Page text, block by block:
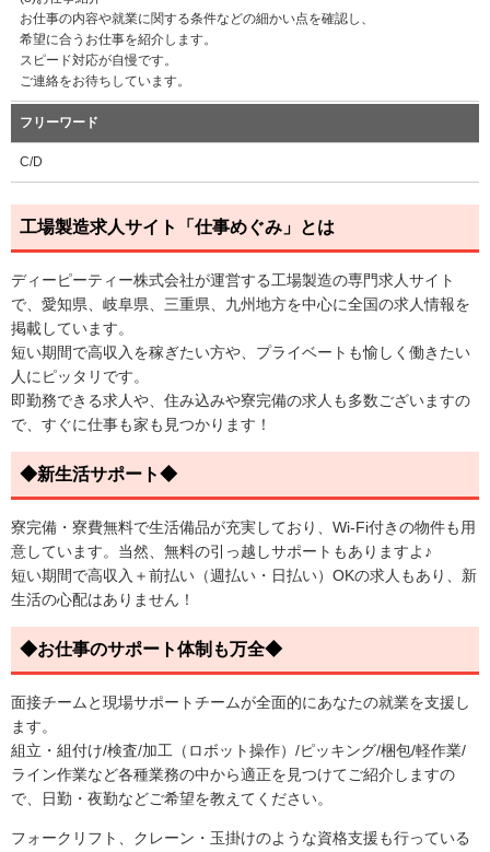
お仕事の内容や就業に関する条件などの細かい点を確認し、
希望に合うお仕事を紹介します。
スピード対応が自慢です。
ご連絡をお待ちしています。
フリーワード
C/D
工場製造求人サイト「仕事めぐみ」とは
ディーピーティー株式会社が運営する工場製造の専門求人サイト
で、愛知県、岐阜県、三重県、九州地方を中心に全国の求人情報を
掲載しています。
短い期間で高収入を稼ぎたい方や、プライベートも愉しく働きたい
人にピッタリです。
即勤務できる求人や、住み込みや寮完備の求人も多数ございますの
で、すぐに仕事も家も見つかります！
◆新生活サポート◆
寮完備・寮費無料で生活備品が充実しており、Wi-Fi付きの物件も用
意しています。当然、無料の引っ越しサポートもありますよ♪
短い期間で高収入＋前払い（週払い・日払い）OKの求人もあり、新
生活の心配はありません！
◆お仕事のサポート体制も万全◆
面接チームと現場サポートチームが全面的にあなたの就業を支援し
ます。
組立・組付け/検査/加工（ロボット操作）/ピッキング/梱包/軽作業/
ライン作業など各種業務の中から適正を見つけてご紹介しますの
で、日勤・夜勤などご希望を教えてください。
フォークリフト、クレーン・玉掛けのような資格支援も行っている